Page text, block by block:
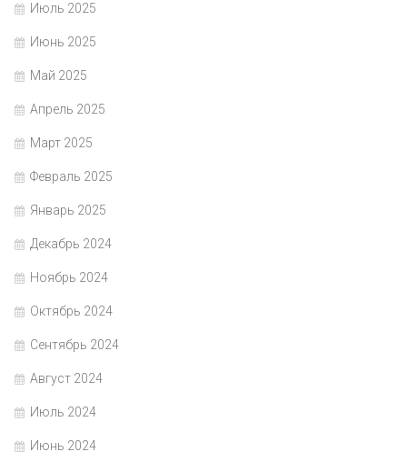
Июль 2025
Июнь 2025
Май 2025
Апрель 2025
Март 2025
Февраль 2025
Январь 2025
Декабрь 2024
Ноябрь 2024
Октябрь 2024
Сентябрь 2024
Август 2024
Июль 2024
Июнь 2024